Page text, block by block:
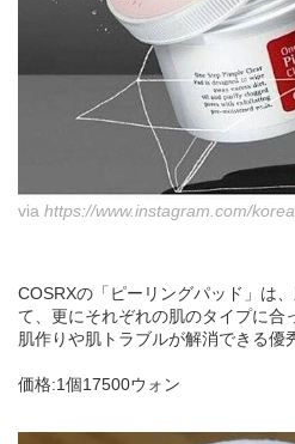
via https://www.instagram.com/
COSRXの「ピーリングパッド」は
て、更にそれぞれの肌のタイプに合
肌作りや肌トラブルが解消できる
価格:1個17500ウォン